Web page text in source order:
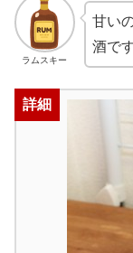
ラムスキー
甘い
酒で
詳細